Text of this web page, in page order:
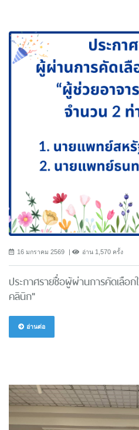
16 มกราคม 2569 อ่าน 1,570 ครั้ง
ประกาศรายชื่อผู้ผ่านการคัดเลือ
คลินิก"
อ่านต่อ